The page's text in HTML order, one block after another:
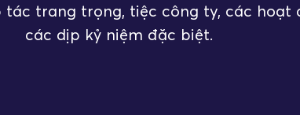
trang trọng, tiệc công ty, các
các dịp kỷ niệm đặc biệt.